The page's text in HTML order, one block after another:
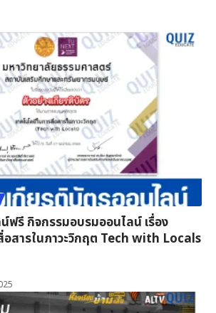
ฟรี กิจกรรมอบรมออนไลน์ เรื่อง
อสารในภาวะวิกฤต Tech with Locals